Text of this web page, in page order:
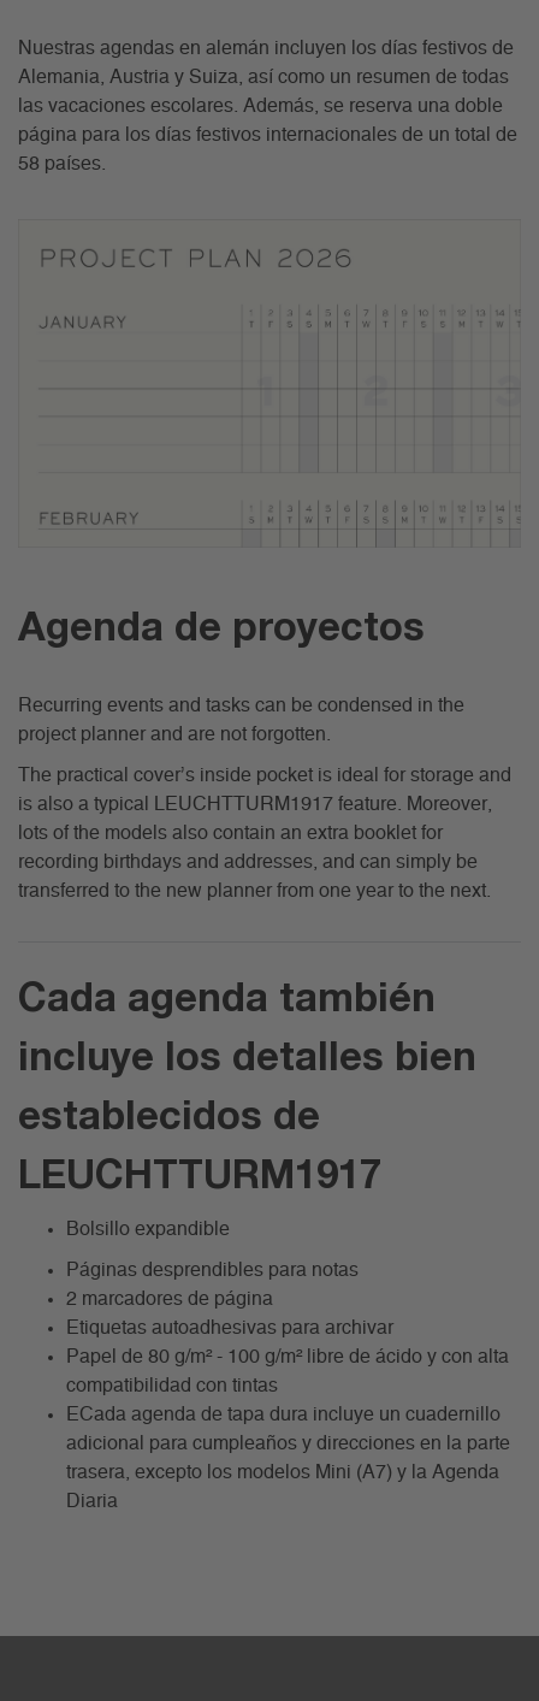
Nuestras agendas en alemán incluyen los días festivos de
Alemania, Austria y Suiza, así como un resumen de todas
las vacaciones escolares. Además, se reserva una doble
página para los días festivos internacionales de un total de
58 países.
Agenda de proyectos
Recurring events and tasks can be condensed in the
project planner and are not forgotten.
The practical cover’s inside pocket is ideal for storage and
is also a typical LEUCHTTURM1917 feature. Moreover,
lots of the models also contain an extra booklet for
recording birthdays and addresses, and can simply be
transferred to the new planner from one year to the next.
Cada agenda también
incluye los detalles bien
establecidos de
LEUCHTTURM1917
Bolsillo expandible
Páginas desprendibles para notas
2 marcadores de página
Etiquetas autoadhesivas para archivar
Papel de 80 g/m² - 100 g/m² libre de ácido y con alta
compatibilidad con tintas
ECada agenda de tapa dura incluye un cuadernillo
adicional para cumpleaños y direcciones en la parte
trasera, excepto los modelos Mini (A7) y la Agenda
Diaria